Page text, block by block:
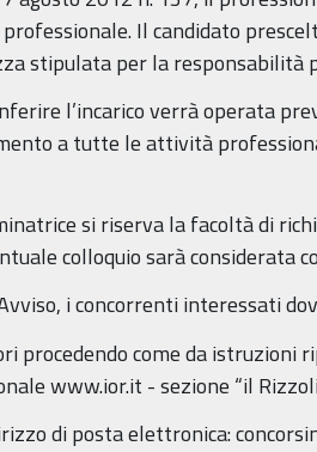
Il candidato
stipulata per la responsabilità
l’incarico verrà operata
a tutte le attività
si riserva la facoltà di
colloquio sarà considerata
i concorrenti interessati
procedendo come da
www.ior.it - sezione “il
di posta elettronica: